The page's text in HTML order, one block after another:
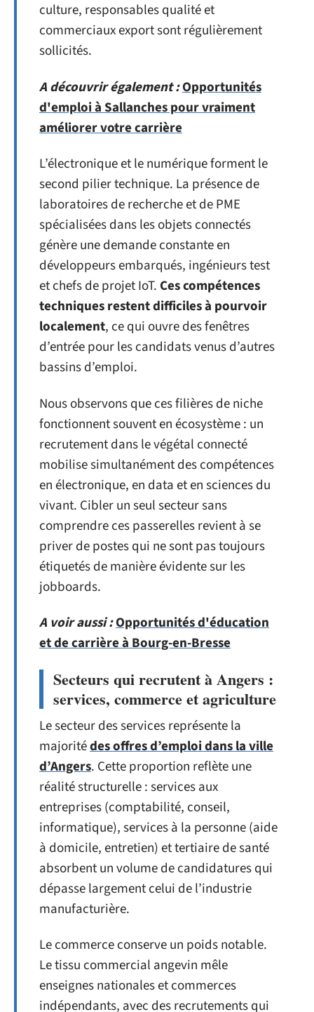
culture, responsables qualité et
commerciaux export sont régulièrement
sollicités.
A découvrir également :Opportunités
d'emploi à Sallanches pour vraiment
améliorer votre carrière
L’électronique et le numérique forment le
second pilier technique. La présence de
laboratoires de recherche et de PME
spécialisées dans les objets connectés
génère une demande constante en
développeurs embarqués, ingénieurs test
et chefs de projet IoT. Ces compétences
techniques restent difficiles à pourvoir
localement, ce qui ouvre des fenêtres
d’entrée pour les candidats venus d’autres
bassins d’emploi.
Nous observons que ces filières de niche
fonctionnent souvent en écosystème : un
recrutement dans le végétal connecté
mobilise simultanément des compétences
en électronique, en data et en sciences du
vivant. Cibler un seul secteur sans
comprendre ces passerelles revient à se
priver de postes qui ne sont pas toujours
étiquetés de manière évidente sur les
jobboards.
A voir aussi :Opportunités d'éducation
et de carrière à Bourg-en-Bresse
Secteurs qui recrutent à Angers :
services, commerce et agriculture
Le secteur des services représente la
majoritédes offres d’emploi dans la ville
d’Angers. Cette proportion reflète une
réalité structurelle : services aux
entreprises (comptabilité, conseil,
informatique), services à la personne (aide
à domicile, entretien) et tertiaire de santé
absorbent un volume de candidatures qui
dépasse largement celui de l’industrie
manufacturière.
Le commerce conserve un poids notable.
Le tissu commercial angevin mêle
enseignes nationales et commerces
indépendants, avec des recrutements qui